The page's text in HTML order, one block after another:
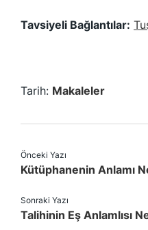
Tavsiyeli Bağlantılar:
Tarih: Makaleler
Önceki Yazı
Kütüphanenin Anlamı
Sonraki Yazı
Talihinin Eş Anlamlısı